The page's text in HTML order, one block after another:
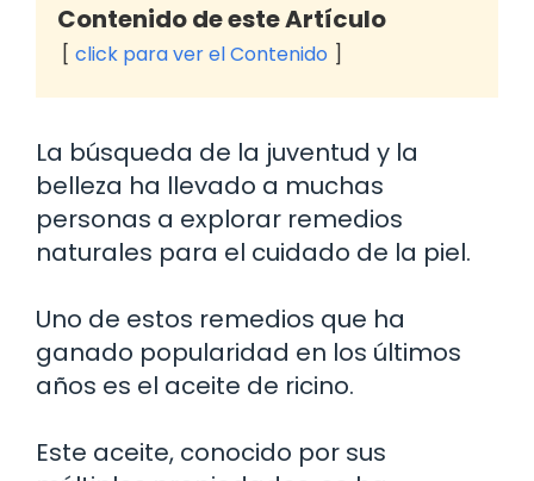
Contenido de este Artículo
click para ver el Contenido
La búsqueda de la juventud y la
belleza ha llevado a muchas
personas a explorar remedios
naturales para el cuidado de la piel.
Uno de estos remedios que ha
ganado popularidad en los últimos
años es el aceite de ricino.
Este aceite, conocido por sus